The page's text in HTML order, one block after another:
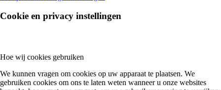
Cookie en privacy instellingen
Hoe wij cookies gebruiken
We kunnen vragen om cookies op uw apparaat te plaatsen. We
gebruiken cookies om ons te laten weten wanneer u onze websites